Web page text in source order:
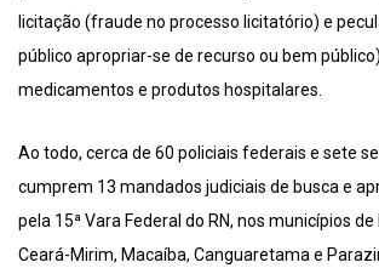
licitação (fraude no processo licitatório) e
público apropriar-se de recurso ou bem
medicamentos e produtos hospitalares.
Ao todo, cerca de 60 policiais federais e sete
cumprem 13 mandados judiciais de busca e
pela 15ª Vara Federal do RN, nos municípios
Ceará-Mirim, Macaíba, Canguaretama e